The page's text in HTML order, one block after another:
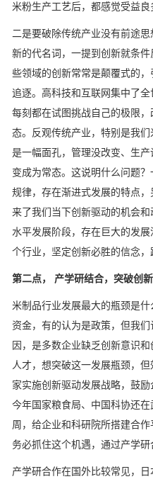
米粉生产工艺后，都感觉受益良
二是要破除传统产业没有前途
新的代名词，一提到创新就条
些领域的创新常常是颠覆式的
追逐。高科技和互联网集中了
每刻都在试图挑战自己的极限
态。反观传统产业，特别是我
是一幅面孔，管理没改变、生
变成为常态。这说明什么问题
规律，存在渐进式发展的特点
来了我们当下创新驱动的机会
水平发展阶段，存在巨大的发
个行业，坚定创新必胜的信念，
第二点， 产学研结合，突破创新
米制品行业发展最大的瓶颈是
资金，有的认为是政策，但我
因，是多数企业缺乏创新意识
人才，想突破这一发展瓶颈，
家实施创新驱动发展战略，鼓励
今年国家粮食局、中国科协还
周，给企业和科研院所搭建合作
务必抓住这个机遇，通过产学研
产学研合作在国外比较常见，